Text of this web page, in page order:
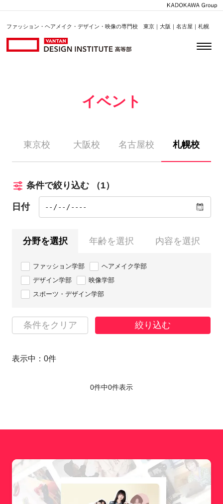
ファッション・ヘアメイク・デザイン・映像の専門校 東京｜大阪｜名古屋｜札幌
イベント
東京校 大阪校 名古屋校 札幌校
条件で絞り込む （1）
日付
分野を選択 年齢を選択 内容を選択
ファッション学部
ヘアメイク学部
デザイン学部
映像学部
スポーツ・デザイン学部
条件をクリア 絞り込む
表示中： 0件
0件中0件表示